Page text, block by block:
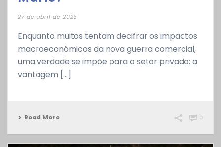
27 de abril de 2025
Enquanto muitos tentam decifrar os impactos
macroeconômicos da nova guerra comercial,
uma verdade se impõe para o setor privado: a
vantagem [...]
Read More 0